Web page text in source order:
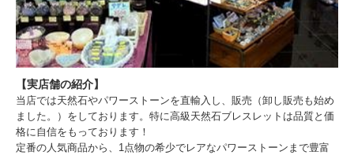
【実店舗の紹介】
当店では天然石やパワーストーンを直輸入し、販売（卸し販売も始め
ました。）をしております。特に高級天然石ブレスレットは品質と価
格に自信をもっております！
定番の人気商品から、1点物の希少でレアなパワーストーンまで豊富